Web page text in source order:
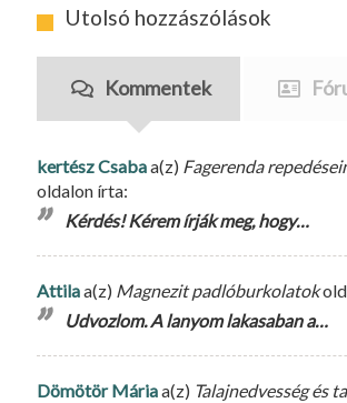
Utolsó hozzászólások
Kommentek
kertész Csabaa(z) Fagerenda
oldalon írta:
Kérdés! Kérem írják meg, hogy…
Attilaa(z) Magnezit padlóburkolatok
Udvozlom. A lanyom lakasaban a…
Dömötör Máriaa(z) Talajnedvesség és